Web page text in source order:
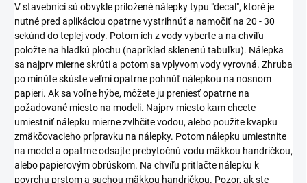
V stavebnici sú obvykle priložené nálepky typu "decal", ktoré je
nutné pred aplikáciou opatrne vystrihnúť a namočiť na 20 - 30
sekúnd do teplej vody. Potom ich z vody vyberte a na chvíľu
položte na hladkú plochu (napríklad sklenenú tabuľku). Nálepka
sa najprv mierne skrúti a potom sa vplyvom vody vyrovná. Zhruba
po minúte skúste veľmi opatrne pohnúť nálepkou na nosnom
papieri. Ak sa voľne hýbe, môžete ju preniesť opatrne na
požadované miesto na modeli. Najprv miesto kam chcete
umiestniť nálepku mierne zvlhčite vodou, alebo použite kvapku
zmäkčovacieho prípravku na nálepky. Potom nálepku umiestnite
na model a opatrne odsajte prebytočnú vodu mäkkou handričkou,
alebo papierovým obrúskom. Na chvíľu pritlačte nálepku k
povrchu prstom a suchou mäkkou handričkou. Pozor, ak ste